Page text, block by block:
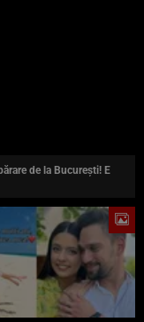
de la București! E